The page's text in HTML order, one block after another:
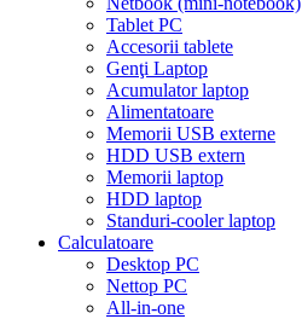
Tablet PC
Accesorii tablete
Genţi Laptop
Acumulator laptop
Alimentatoare
Memorii USB externe
HDD USB extern
Memorii laptop
HDD laptop
Standuri-cooler laptop
Calculatoare
Desktop PC
Nettop PC
All-in-one